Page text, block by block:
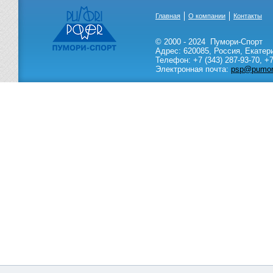
Главная О компании Контакты
© 2000 - 2024
Пумори-Спорт
Адрес: 620085, Россия,
Телефон: +7 (343) 287-93-70,
Электронная почта: